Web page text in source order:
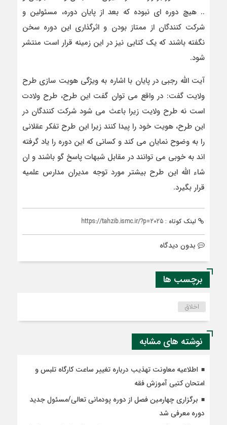
.. هیچ دوره ای نبوده که بعد از پایان دوره، مسئولین و
شرکت کنندگان از ممتاز بودن و اثرگذاری این دوره سخن
نگفته باشند که یک کتابی نیز در این زمینه قرار است منتشر
شود.
آیت الله رجبی در پایان با اشاره به ویژگی هویت سازی طرح
ولایت گفت: در واقع می توان گفت این طرح، طرح ولادت
است نه طرح ولایت زیرا باعث می شود شرکت کنندگان در
این طرح، هویت خود را پیدا کنند زیرا این طرح تفکر عقلانی
را به وضوح نمایان می کند و کسانی که این دوره را یاد گرفته
اند به خوبی می توانند در مقابل شبهات پاسخ گو باشند و ان
شاء الله این طرح بیشتر مورد توجه مدیران مدارس علمیه
قرار بگیرد.
لینک کوتاه : https://tahzib.ismc.ir/?p=2025
بدون دیدگاه
برچسب ها
اخلاق
نوشته های مشابه
اطلاعیه معاونت تهذیب درباره تغییر ساعت کارگاه تلبس و
امتحان کتبی آموزش فقه
برگزاری چهارمین فصل از دوره پودمانی تعالی/مسئول جدید
دوره معرفی شد